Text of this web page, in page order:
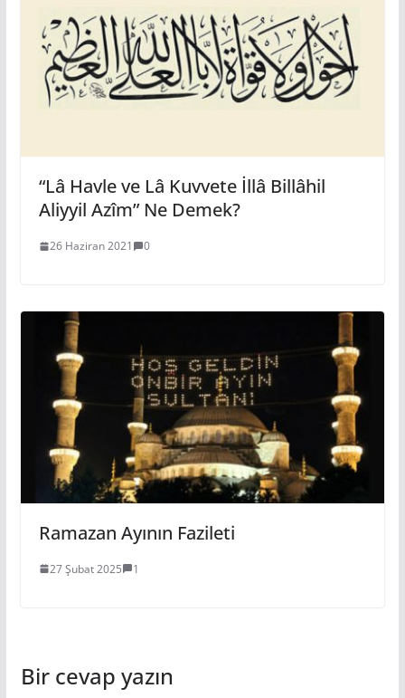
“Lâ Havle ve Lâ Kuvvete İllâ Billâhil
Aliyyil Azîm” Ne Demek?
26 Haziran 2021 0
Ramazan Ayının Fazileti
27 Şubat 2025 1
Bir cevap yazın